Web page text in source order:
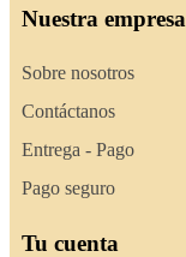
Nuestra empresa
Sobre nosotros
Contáctanos
Entrega - Pago
Pago seguro
Tu cuenta